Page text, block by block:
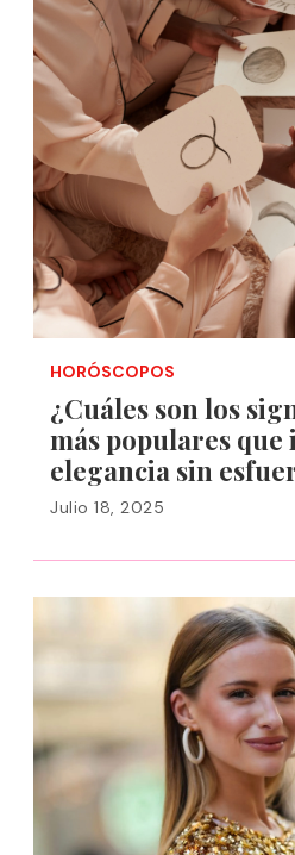
HORÓSCOPOS
¿Cuáles son los
más populares
elegancia sin
Julio 18, 2025